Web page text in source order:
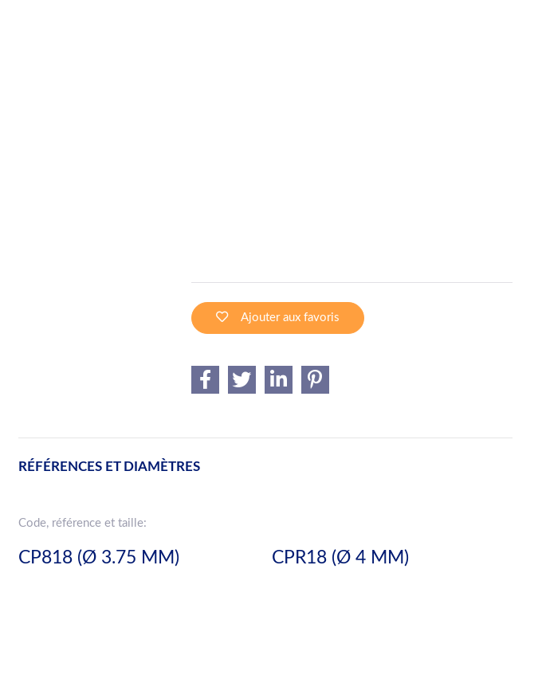
Ajouter aux favoris
RÉFÉRENCES ET DIAMÈTRES
Code, référence et taille:
CP818 (Ø 3.75 MM) CPR18 (Ø 4 MM)